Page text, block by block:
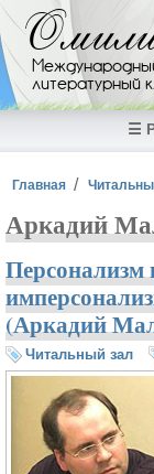
Перейти к
литературный
☰
Вы здесь
Главная
Аркадий
Персонализм
(Аркадий
Читальный зал